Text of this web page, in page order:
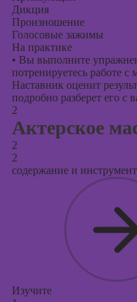
Дикция
Произношение
Голосовые зажимы
На практике
• Вы выполните
потренируетесь работе
Наставник оценит
подробно разберет его с
2
Актерское
2
2
содержание и
Изучите